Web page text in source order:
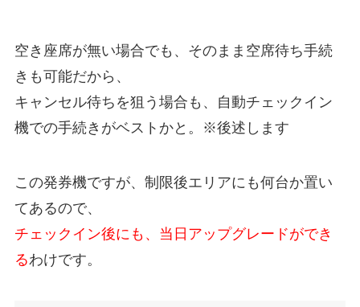
空き座席が無い場合でも、そのまま空席待ち手続
きも可能だから、
キャンセル待ちを狙う場合も、自動チェックイン
機での手続きがベストかと。※後述します
この発券機ですが、制限後エリアにも何台か置い
てあるので、
チェックイン後にも、当日アップグレードができ
るわけです。